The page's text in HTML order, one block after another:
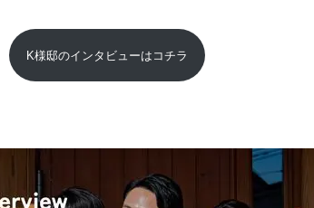
K様邸のインタビューはコチラ